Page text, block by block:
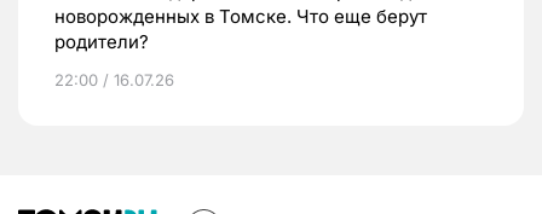
новорожденных в Томске. Что еще берут
родители?
22:00 / 16.07.26